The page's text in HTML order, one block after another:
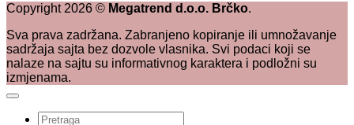
Copyright 2026 © Megatrend d.o.o. Brčko.
Sva prava zadržana. Zabranjeno kopiranje ili umnožavanje
sadržaja sajta bez dozvole vlasnika. Svi podaci koji se
nalaze na sajtu su informativnog karaktera i podložni su
izmjenama.
Pretraži: